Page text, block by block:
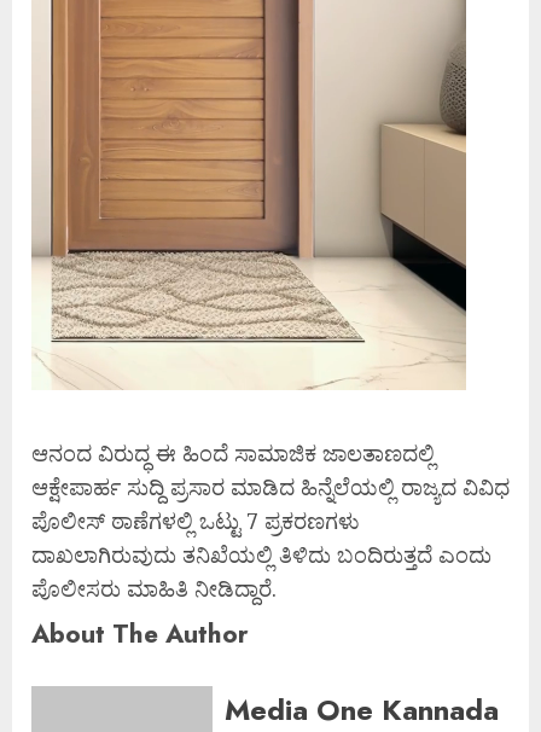
ಆನಂದ ವಿರುದ್ಧ ಈ ಹಿಂದೆ ಸಾಮಾಜಿಕ ಜಾಲತಾಣದಲ್ಲಿ
ಆಕ್ಷೇಪಾರ್ಹ ಸುದ್ದಿ ಪ್ರಸಾರ ಮಾಡಿದ ಹಿನ್ನೆಲೆಯಲ್ಲಿ ರಾಜ್ಯದ ವಿವಿಧ
ಪೊಲೀಸ್ ಠಾಣೆಗಳಲ್ಲಿ ಒಟ್ಟು 7 ಪ್ರಕರಣಗಳು
ದಾಖಲಾಗಿರುವುದು ತನಿಖೆಯಲ್ಲಿ ತಿಳಿದು ಬಂದಿರುತ್ತದೆ ಎಂದು
ಪೊಲೀಸರು ಮಾಹಿತಿ ನೀಡಿದ್ದಾರೆ.
About The Author
Media One Kannada